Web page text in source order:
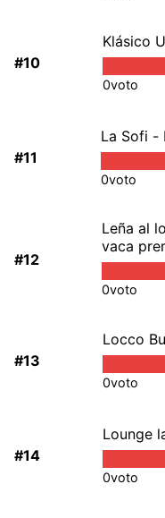
#10
Klásico
0voto
#11
La Sofi -
0voto
#12
Leña al
vaca
0voto
#13
Locco
0voto
#14
Lounge
0voto